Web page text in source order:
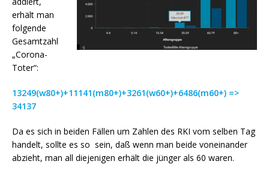
erhält man
folgende
Gesamtzahl
„Corona-
Toter“:
13249(w80+)+11141(m80+)+3261(w60+)+6486(m60+) =>
34137
Da es sich in beiden Fällen um Zahlen des RKI vom selben Tag
handelt, sollte es so sein, daß wenn man beide voneinander
abzieht, man all diejenigen erhält die jünger als 60 waren.